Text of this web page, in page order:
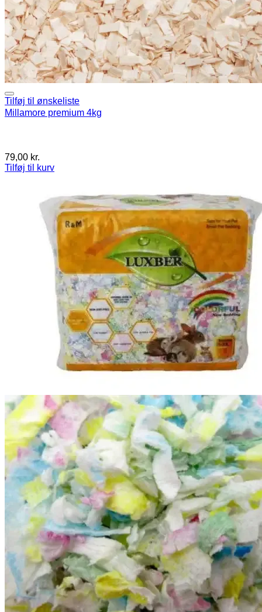
Tilføj til ønskeliste
Millamore premium 4kg
79,00 kr.
Tilføj til kurv